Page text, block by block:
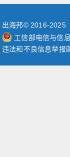
出海邦© 2016-2025
工信部电信与信
违法和不良信息举报